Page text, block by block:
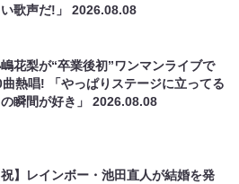
い歌声だ!」2026.08.08
花梨が“卒業後初”ワンマンライブで
曲熱唱! 「やっぱりステージに立ってる
瞬間が好き」2026.08.08
祝】レインボー・池田直人が結婚を発